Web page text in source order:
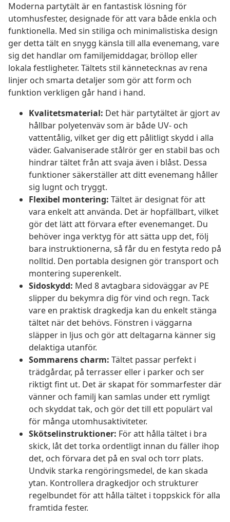
Moderna partytält är en fantastisk lösning för
utomhusfester, designade för att vara både enkla och
funktionella. Med sin stiliga och minimalistiska design
ger detta tält en snygg känsla till alla evenemang, vare
sig det handlar om familjemiddagar, bröllop eller
lokala festligheter. Tältets stil kännetecknas av rena
linjer och smarta detaljer som gör att form och
funktion verkligen går hand i hand.
Kvalitetsmaterial: Det här partytältet är gjort av
hållbar polyetenväv som är både UV- och
vattentålig, vilket ger dig ett pålitligt skydd i alla
väder. Galvaniserade stålrör ger en stabil bas och
hindrar tältet från att svaja även i blåst. Dessa
funktioner säkerställer att ditt evenemang håller
sig lugnt och tryggt.
Flexibel montering: Tältet är designat för att
vara enkelt att använda. Det är hopfällbart, vilket
gör det lätt att förvara efter evenemanget. Du
behöver inga verktyg för att sätta upp det, följ
bara instruktionerna, så får du en festyta redo på
nolltid. Den portabla designen gör transport och
montering superenkelt.
Sidoskydd: Med 8 avtagbara sidoväggar av PE
slipper du bekymra dig för vind och regn. Tack
vare en praktisk dragkedja kan du enkelt stänga
tältet när det behövs. Fönstren i väggarna
släpper in ljus och gör att deltagarna känner sig
delaktiga utanför.
Sommarens charm: Tältet passar perfekt i
trädgårdar, på terrasser eller i parker och ser
riktigt fint ut. Det är skapat för sommarfester där
vänner och familj kan samlas under ett rymligt
och skyddat tak, och gör det till ett populärt val
för många utomhusaktiviteter.
Skötselinstruktioner: För att hålla tältet i bra
skick, låt det torka ordentligt innan du fäller ihop
det, och förvara det på en sval och torr plats.
Undvik starka rengöringsmedel, de kan skada
ytan. Kontrollera dragkedjor och strukturer
regelbundet för att hålla tältet i toppskick för alla
framtida fester.